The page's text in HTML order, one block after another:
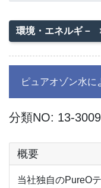
環境・エネルギ－
ピュアオゾン水に
分類NO: 13-3009
概要
当社独自のPureO